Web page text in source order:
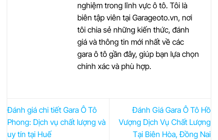
nghiệm trong lĩnh vực ô tô. Tôi là
biên tập viên tại Garageoto.vn, nơi
tôi chia sẻ những kiến thức, đánh
giá và thông tin mới nhất về các
gara ô tô gần đây, giúp bạn lựa chọn
chính xác và phù hợp.
Đánh giá chi tiết Gara Ô Tô
Phong: Dịch vụ chất lượng và
uy tín tại Huế
Đánh Giá Gara Ô Tô Hồ
Vượng Dịch Vụ Chất Lượng
Tại Biên Hòa, Đồng Nai